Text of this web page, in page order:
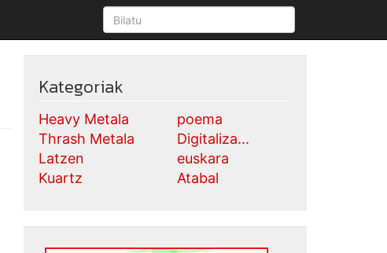
Kategoriak
Heavy Metala
Thrash Metala
Latzen
Kuartz
poema
Digitaliza...
euskara
Atabal